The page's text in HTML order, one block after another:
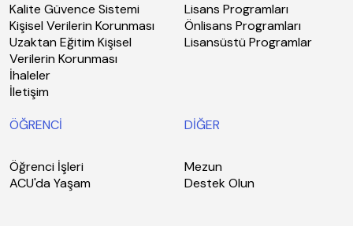
Kalite Güvence Sistemi
Kişisel Verilerin Korunması
Uzaktan Eğitim Kişisel
Verilerin Korunması
İhaleler
İletişim
Lisans Programları
Önlisans Programları
Lisansüstü Programlar
ÖĞRENCİ
Öğrenci İşleri
ACU'da Yaşam
DİĞER
Mezun
Destek Olun